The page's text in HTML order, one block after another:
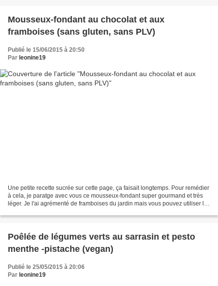
Mousseux-fondant au chocolat et aux
framboises (sans gluten, sans PLV)
Publié le 15/06/2015 à 20:50
Par leonine19
Une petite recette sucrée sur cette page, ça faisait longtemps. Pour remédier
à cela, je paratge avec vous ce mousseux-fondant super gourmand et très
léger. Je l'ai agrémenté de framboises du jardin mais vous pouvez utiliser les
Poêlée de légumes verts au sarrasin et pesto
menthe -pistache (vegan)
Publié le 25/05/2015 à 20:06
Par leonine19